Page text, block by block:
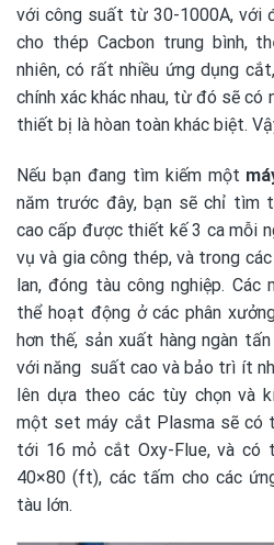
với công suất từ 30-1000A, với
cho thép Cacbon trung bình,
nhiên, có rất nhiều ứng dụng
chính xác khác nhau, từ đó sẽ có
thiết bị là hòan toàn khác biệt.
Nếu bạn đang tìm kiếm một
năm trước đây, bạn sẽ chỉ tìm
cao cấp được thiết kế 3 ca mỗi
vụ và gia công thép, và trong
lan, đóng tàu công nghiệp.
thể hoạt động ở các phân
hơn thế, sản xuất hàng ngàn
với năng suất cao và bảo trì ít
lên dựa theo các tùy chọn và
một set máy cắt Plasma sẽ có
tới 16 mỏ cắt Oxy-Flue, và
40×80 (ft), các tấm cho các
tàu lớn.